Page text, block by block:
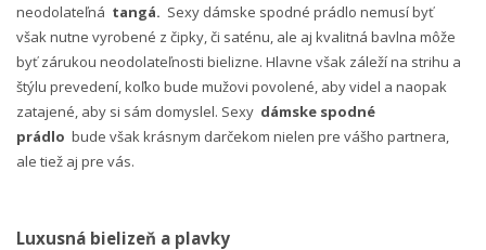
neodolateľná tangá. Sexy dámske spodné prádlo nemusí byť
však nutne vyrobené z čipky, či saténu, ale aj kvalitná bavlna môže
byť zárukou neodolateľnosti bielizne. Hlavne však záleží na strihu a
štýlu prevedení, koľko bude mužovi povolené, aby videl a naopak
zatajené, aby si sám domyslel. Sexy dámske spodné
prádlo bude však krásnym darčekom nielen pre vášho partnera,
ale tiež aj pre vás.
Luxusná bielizeň a plavky